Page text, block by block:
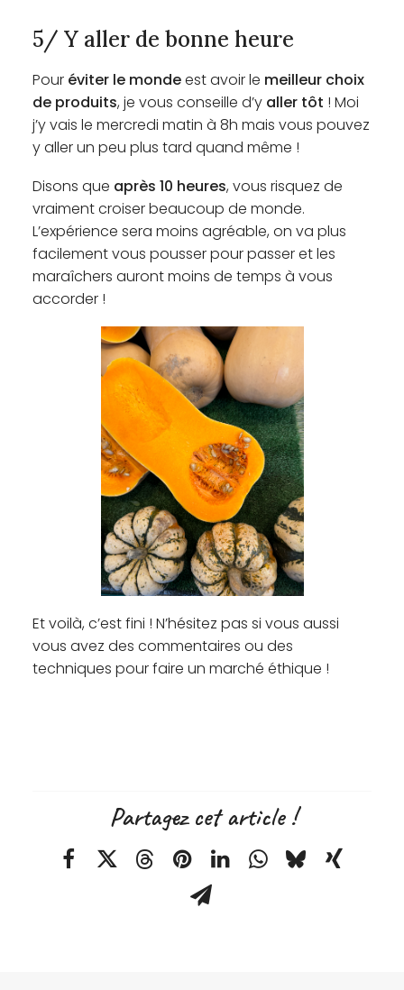
5/ Y aller de bonne heure
Pour éviter le mondeest avoir le meilleur choix
de produits, je vous conseille d’y aller tôt ! Moi
j’y vais le mercredi matin à 8h mais vous pouvez
y aller un peu plus tard quand même !
Disons que après 10 heures, vous risquez de
vraiment croiser beaucoup de monde.
L’expérience sera moins agréable, on va plus
facilement vous pousser pour passer et les
maraîchers auront moins de temps à vous
accorder !
Et voilà, c’est fini ! N’hésitez pas si vous aussi
vous avez des commentaires ou des
techniques pour faire un marché éthique !
Partagez cet article !